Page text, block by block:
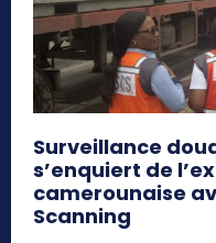
Surveillance
s’enquiert de
camerounaise
Scanning